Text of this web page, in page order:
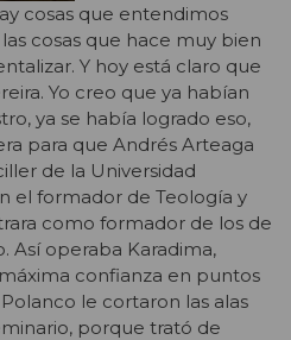
cosas que entendimos
cosas que hace muy bien
Y hoy está claro que
Yo creo que ya habían
ya se había logrado eso,
para que Andrés Arteaga
de la Universidad
el formador de Teología y
como formador de los de
Así operaba Karadima,
confianza en puntos
le cortaron las alas
porque trató de